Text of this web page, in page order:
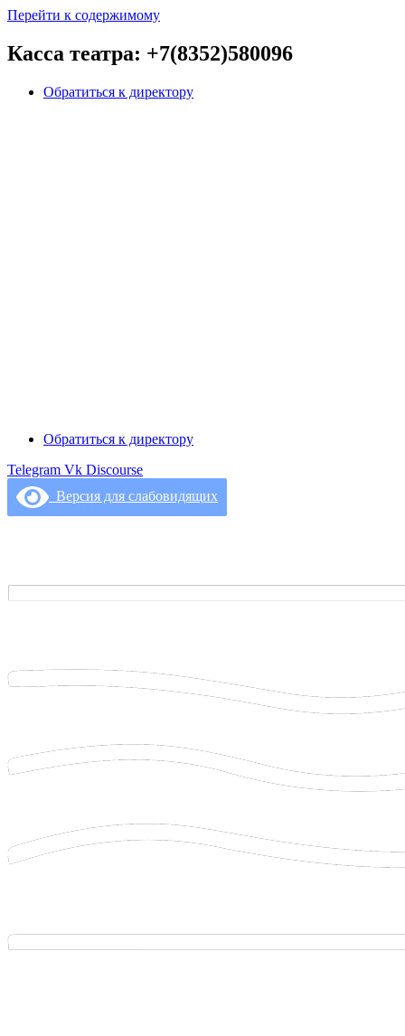
Перейти к содержимому
Касса театра: +7(8352)580096
Обратиться к директору
Обратиться к директору
Telegram Vk Discourse
Версия для слабовидящих